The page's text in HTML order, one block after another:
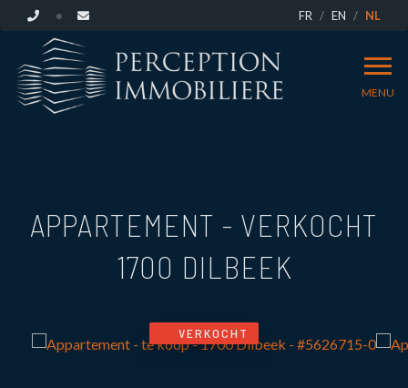
FR EN NL
MENU
APPARTEMENT - VERKOCHT
1700 DILBEEK
VERKOCHT